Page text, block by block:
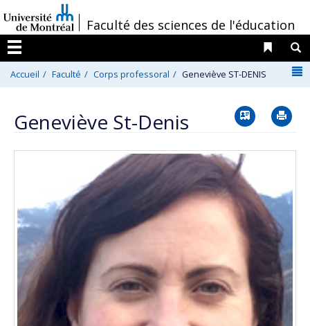
au
contenu
/Faculté des sciences de l'éducation
Menu
Liens
Accueil Faculté Corps professoral Geneviève ST-DENIS
Geneviève St-Denis Vcard